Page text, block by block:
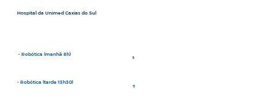
Hospital da Unimed Caxias do Sul
- Robótica (manhã 8h)
5
- Robótica (tarde 13h30)
5